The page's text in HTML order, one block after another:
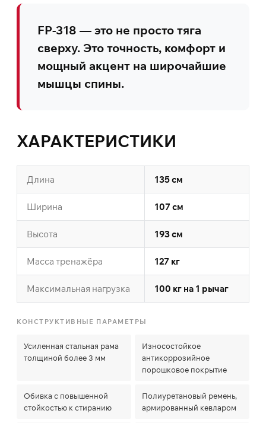
FP-318 — это не просто тяга
сверху. Это точность, комфорт и
мощный акцент на широчайшие
мышцы спины.
ХАРАКТЕРИСТИКИ
Длина 135 см
Ширина 107 см
Высота 193 см
Масса тренажёра 127 кг
Максимальная нагрузка 100 кг на 1 рычаг
КОНСТРУКТИВНЫЕ ПАРАМЕТРЫ
Усиленная стальная рама
толщиной более 3 мм
Износостойкое
антикоррозийное
порошковое покрытие
Обивка с повышенной
стойкостью к стиранию
Полиуретановый ремень,
армированный кевларом